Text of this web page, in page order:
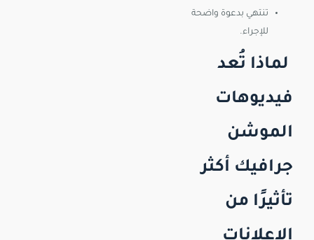
تنتهي بدعوة واضحة
للإجراء.
لماذا تُعد
فيديوهات
الموشن
جرافيك أكثر
تأثيرًا من
الإعلانات